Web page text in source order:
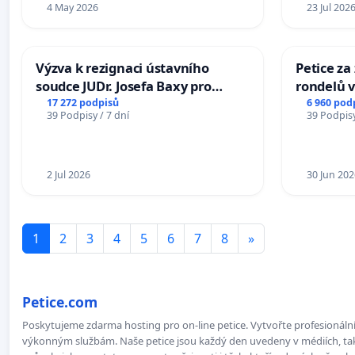
4 May 2026 23 Jul 2026
Výzva k rezignaci ústavního
soudce JUDr. Josefa Baxy pro
ohrožení důvěry ve spravedlivý
proces
17 272 podpisů
39 Podpisy / 7 dní
2 Jul 2026
Petice
rondelů
6 960
39
30 Jun
1 2 3 4 5 6 7 8 »
Petice.com
Poskytujeme zdarma hosting pro on-line petice. Vytvořte
výkonným službám. Naše petice jsou každý den uvedeny v médiích,